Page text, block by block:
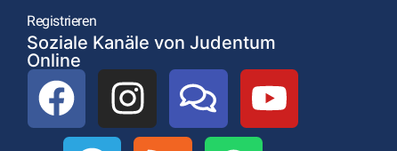
Registrieren
Soziale Kanäle von Judentum
Online